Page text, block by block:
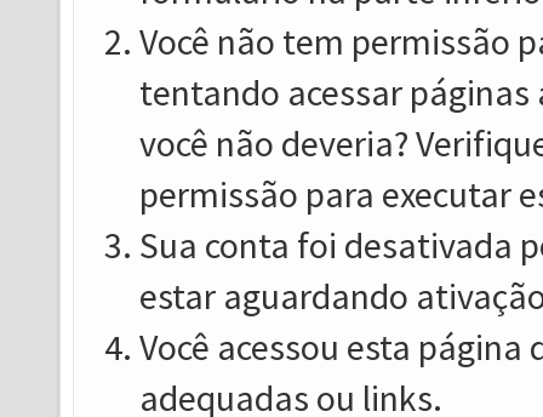
Você não tem permissão
tentando acessar
você não deveria?
permissão para executar
Sua conta foi desativada
estar aguardando
Você acessou esta
adequadas ou links.